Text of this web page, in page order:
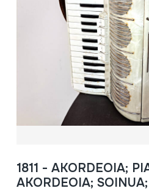
1811 - AKORDEOIA;
AKORDEOIA;